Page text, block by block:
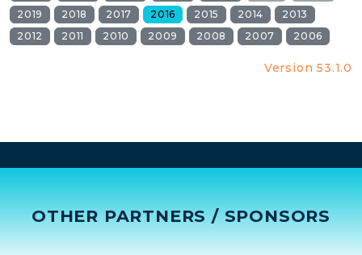
2019
2018 2017 2016 2015 2014
2013
2012
2011 2010 2009 2008 2007 2006
Version 53.1.0
OTHER PARTNERS / SPONSORS